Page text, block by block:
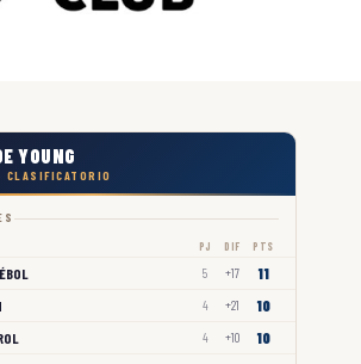
YOUNG
PJ DIF PTS
5 +17 11
4 +21 10
4 +10 10